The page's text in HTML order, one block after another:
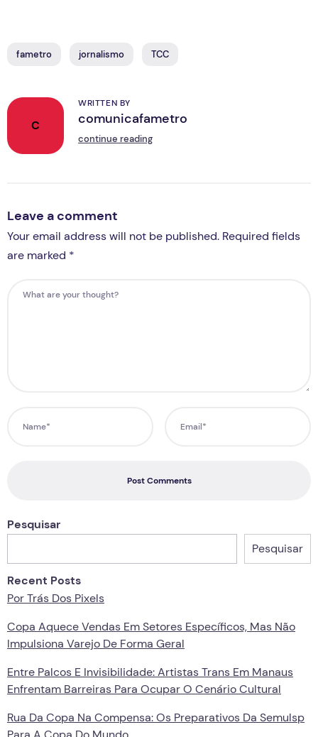
fametro jornalismo TCC
C
WRITTEN BY
comunicafametro
continue reading
Leave a comment
Your email address will not be published. Required fields
are marked *
Post Comments
Pesquisar
Pesquisar
Recent Posts
Por Trás Dos Pixels
Copa Aquece Vendas Em Setores Específicos, Mas Não
Impulsiona Varejo De Forma Geral
Entre Palcos E Invisibilidade: Artistas Trans Em Manaus
Enfrentam Barreiras Para Ocupar O Cenário Cultural
Rua Da Copa Na Compensa: Os Preparativos Da Semulsp